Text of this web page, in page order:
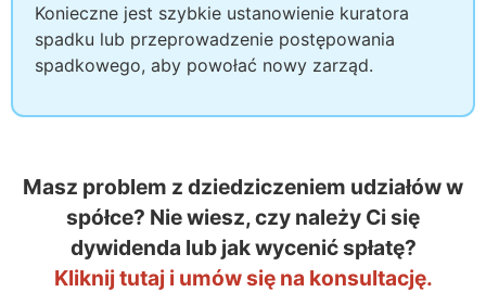
Konieczne jest szybkie ustanowienie kuratora
spadku lub przeprowadzenie postępowania
spadkowego, aby powołać nowy zarząd.
Masz problem z dziedziczeniem udziałów w
spółce? Nie wiesz, czy należy Ci się
dywidenda lub jak wycenić spłatę?
Kliknij tutaj i umów się na konsultację.